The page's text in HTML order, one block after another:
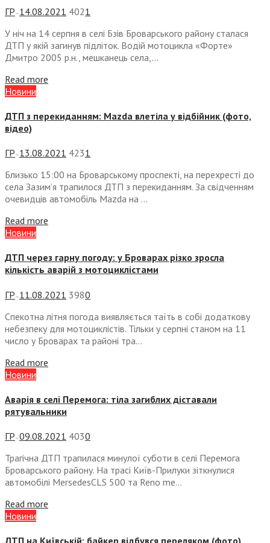
ГР — 14.08.2021 4021
У ніч на 14 серпня в селі Бзів Броварського району сталася
ДТП у якій загинув підліток. Водій мотоцикла «Форте»
Дмитро 2005 р.н., мешканець села,...
Read more
Новини
ДТП з перекиданням: Mazda влетіла у відбійник (фото,
відео)
ГР — 13.08.2021 4231
Близько 15:00 на Броварському проспекті, на перехресті до
села Зазим’я трапилося ДТП з перекиданням. За свідченням
очевидців автомобіль Mazda на ...
Read more
Новини
ДТП через гарну погоду: у Броварах різко зросла
кількість аварій з мотоциклістами
ГР — 11.08.2021 3980
Спекотна літня погода виявляється таїть в собі додаткову
небезпеку для мотоциклістів. Тільки у серпні станом на 11
число у Броварах та районі тра...
Read more
Новини
Аварія в селі Перемога: тіла загиблих діставали
рятувальники
ГР —09.08.2021 4030
Трагічна ДТП трапилася минулої суботи в селі Перемога
Броварського району. На трасі Київ-Прилуки зіткнулися
автомобілі MersedesCLS 500 та Reno me...
Read more
Новини